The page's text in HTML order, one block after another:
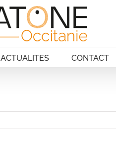
ACTUALITES CONTACT